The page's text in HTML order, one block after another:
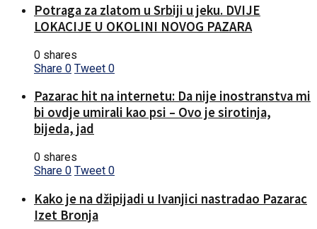
Potraga za zlatom u Srbiji u jeku. DVIJE
LOKACIJE U OKOLINI NOVOG PAZARA
0 shares
Share 0 Tweet 0
Pazarac hit na internetu: Da nije inostranstva mi
bi ovdje umirali kao psi – Ovo je sirotinja,
bijeda, jad
0 shares
Share 0 Tweet 0
Kako je na džipijadi u Ivanjici nastradao Pazarac
Izet Bronja